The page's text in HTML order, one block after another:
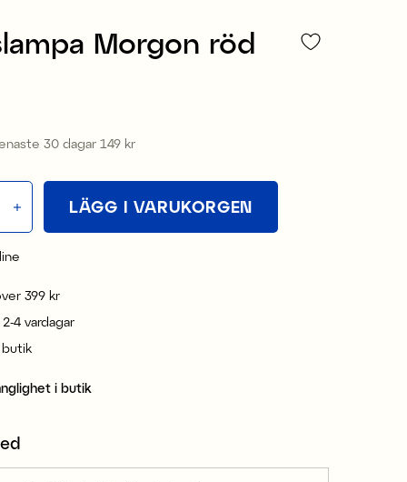
Morgon röd
kr
30 dagar Pris :149 kr
149 kr
LÄGG I VARUKORGEN
399 kr
4 vardagar
butik
i butik